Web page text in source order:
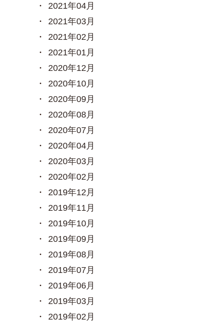
2021年04月
2021年03月
2021年02月
2021年01月
2020年12月
2020年10月
2020年09月
2020年08月
2020年07月
2020年04月
2020年03月
2020年02月
2019年12月
2019年11月
2019年10月
2019年09月
2019年08月
2019年07月
2019年06月
2019年03月
2019年02月